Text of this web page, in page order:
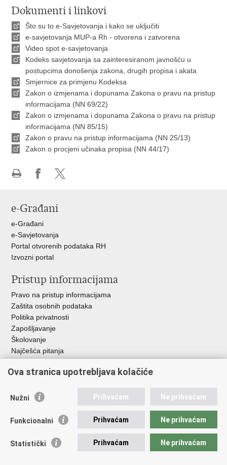
Dokumenti i linkovi
Što su to e-Savjetovanja i kako se uključiti
e-savjetovanja MUP-a Rh - otvorena i zatvorena
Video spot e-savjetovanja
Kodeks savjetovanja sa zainteresiranom javnošću u
postupcima donošenja zakona, drugih propisa i akata
Smjernice za primjenu Kodeksa
Zakon o izmjenama i dopunama Zakona o pravu na pristup
informacijama (NN 69/22)
Zakon o izmjenama i dopunama Zakona o pravu na pristup
informacijama (NN 85/15)
Zakon o pravu na pristup informacijama (NN 25/13)
Zakon o procjeni učinaka propisa (NN 44/17)
Facebooku
X-
e-Građani
e-Građani
e-Savjetovanja
Portal otvorenih podataka RH
Izvozni portal
Pristup informacijama
Pravo na pristup informacijama
Zaštita osobnih podataka
Politika privatnosti
Zapošljavanje
Školovanje
Najčešća pitanja
Važne poveznice
EMN Nacionalna kontaktna točka za Republiku Hrvatsku
Policijska akademija
Zaklada policijske solidarnosti
Ova stranica upotrebljava kolačiće
Nužni Prihvaćam Ne prihvaćam
Funkcionalni Prihvaćam Ne prihvaćam
Statistički Prihvaćam Ne prihvaćam